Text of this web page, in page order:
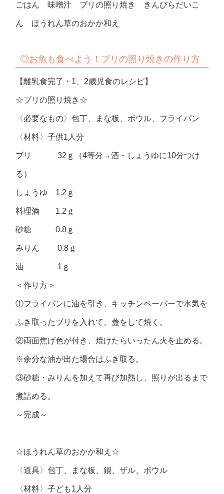
ごはん 味噌汁 ブリの照り焼き きんぴらだいこ
ん ほうれん草のおかか和え
◎お魚も食べよう！ ブリの照り焼きの作り方
【離乳食完了・1、2歳児食のレシピ】
☆ブリの照り焼き☆
〈必要なもの〉包丁、まな板、ボウル、フライパン
〈材料〉子供1人分
ブリ 32ｇ（4等分→酒・しょうゆに10分つけ
る）
しょうゆ 1.2ｇ
料理酒 1.2ｇ
砂糖 0.8ｇ
みりん 0.8ｇ
油 1ｇ
＜作り方＞
①フライパンに油を引き、キッチンペーパーで水気を
ふき取ったブリを入れて、蓋をして焼く。
②両面焦げ色が付き、焼けたらいったん火を止める。
※余分な油が出た場合はふき取る。
③砂糖・みりんを加えて再び加熱し、照りが出るまで
煮詰める。
～完成～
☆ほうれん草のおかか和え☆
〈道具〉包丁、まな板、鍋、ザル、ボウル
〈材料〉子ども1人分